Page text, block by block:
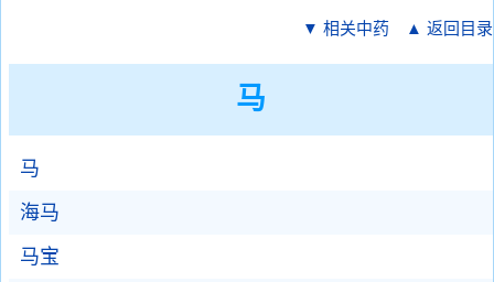
▼ 相关中药 ▲ 返回目录
马
马
海马
马宝